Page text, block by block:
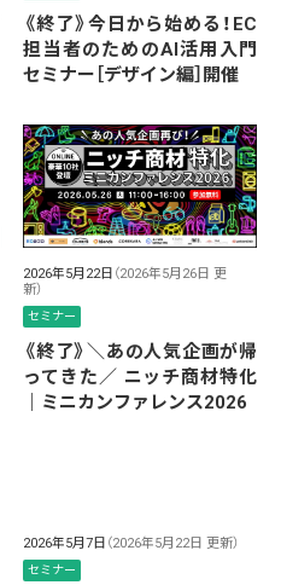
《終了》今日から始める！EC
担当者のためのAI活用入門
セミナー［デザイン編］開催
2026年5月22日 （2026年5月26日 更
新）
セミナー
《終了》＼あの人気企画が帰
ってきた／ ニッチ商材特化
｜ミニカンファレンス2026
2026年5月7日 （2026年5月22日 更新）
セミナー